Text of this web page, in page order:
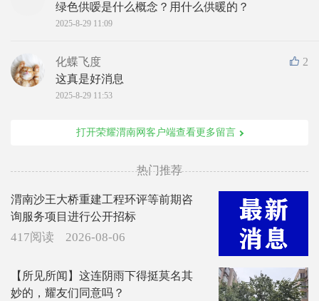
绿色供嗳是什么概念？用什么供暖的？
2025-8-29 11:09
2
化蝶飞度
这真是好消息
2025-8-29 11:53
打开荣耀渭南网客户端查看更多留言
热门推荐
渭南沙王大桥重建工程环评等前期咨
询服务项目进行公开招标
417阅读 2026-08-06
【所见所闻】这连阴雨下得挺莫名其
妙的，耀友们同意吗？